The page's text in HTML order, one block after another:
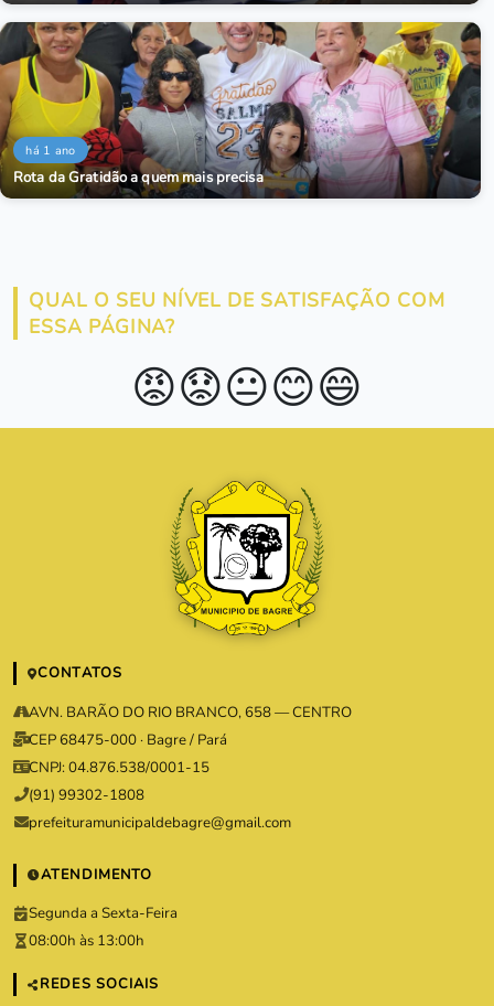
há 1 ano
Rota da Gratidão a quem mais precisa
QUAL O SEU NÍVEL DE SATISFAÇÃO COM
ESSA PÁGINA?
😡😟😐😊😄
CONTATOS
AVN. BARÃO DO RIO BRANCO, 658 — CENTRO
CEP 68475-000 · Bagre / Pará
CNPJ: 04.876.538/0001-15
(91) 99302-1808
prefeituramunicipaldebagre@gmail.com
ATENDIMENTO
Segunda a Sexta-Feira
08:00h às 13:00h
REDES SOCIAIS